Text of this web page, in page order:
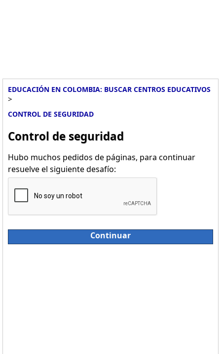
EDUCACIÓN EN COLOMBIA: BUSCAR CENTROS EDUCATIVOS
>
CONTROL DE SEGURIDAD
Control de seguridad
Hubo muchos pedidos de páginas, para continuar
resuelve el siguiente desafío:
Continuar